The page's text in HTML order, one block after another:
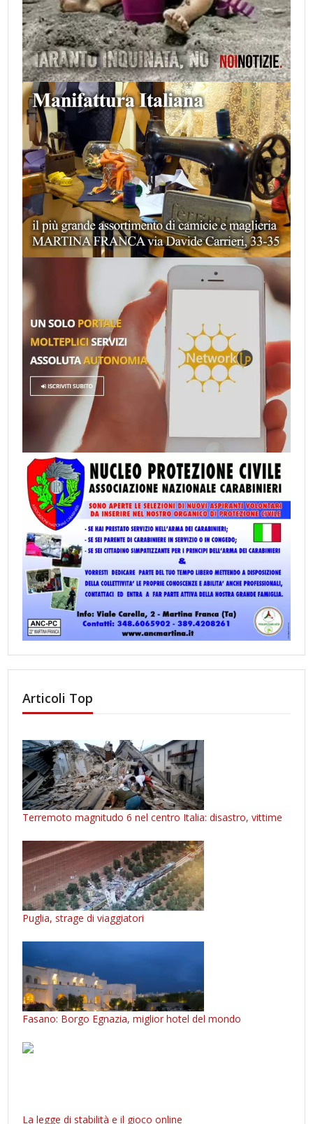
Articoli Top
Terremoto magnitudo 6 nel centro Italia: disastro, vittime
Puglia, strage di viaggiatori
Fasano: Borgo Egnazia, miglior hotel del mondo
La legge di stabilità e il gioco online